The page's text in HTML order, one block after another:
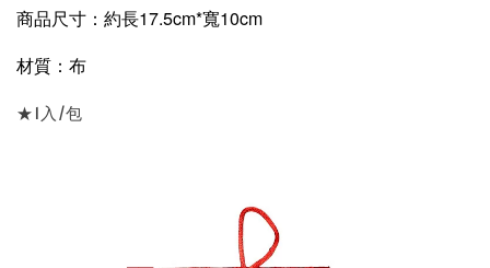
商品尺寸：約長17.5cm*寬10cm
材質：布
★1入/包